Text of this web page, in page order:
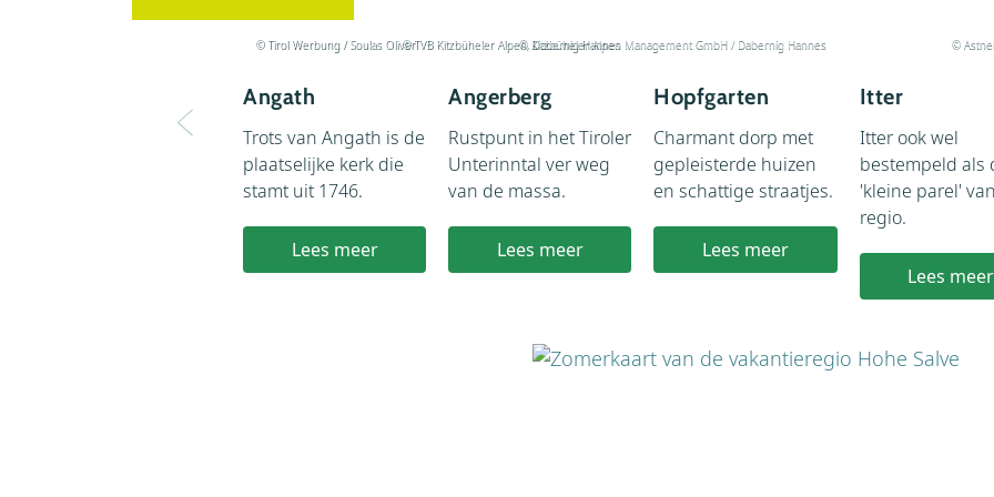
© Tirol Werbung / Soulas Oliver
Angath
Trots van Angath is de
plaatselijke kerk die
stamt uit 1746.
Lees meer
© TVB Kitzbüheler Alpen, Dabernig Hannes
Angerberg
Rustpunt in het Tiroler
Unterinntal ver weg
van de massa.
Lees meer
© Kitzbüheler Alpen Management GmbH / Dabernig Hannes
Hopfgarten
Charmant dorp met
gepleisterde huizen
en schattige straatjes.
Lees meer
©
Itter
Itter ook wel
bestempeld als
'kleine parel'
regio.
Lees meer